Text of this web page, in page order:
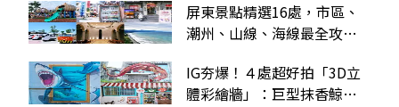
屏東景點精選16處，市區、
潮州、山線、海線最全攻
IG夯爆！４處超好拍「3D立
體彩繪牆」：巨型抹香鯨、